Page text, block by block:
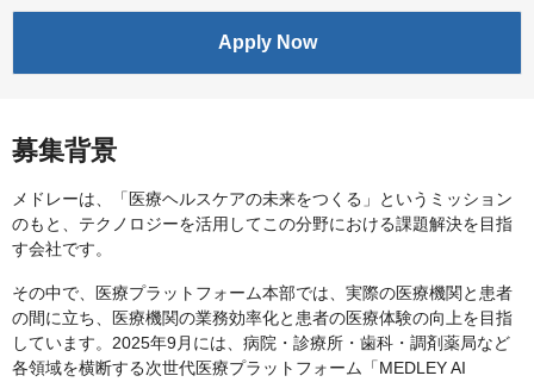
Apply Now
募集背景
メドレーは、「医療ヘルスケアの未来をつくる」というミッション
のもと、テクノロジーを活用してこの分野における課題解決を目指
す会社です。
その中で、医療プラットフォーム本部では、実際の医療機関と患者
の間に立ち、医療機関の業務効率化と患者の医療体験の向上を目指
しています。2025年9月には、病院・診療所・歯科・調剤薬局など
各領域を横断する次世代医療プラットフォーム「MEDLEY AI